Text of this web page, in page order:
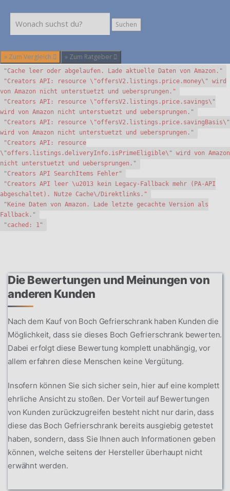
Suchen
» Zum Vergleich » Zum Ratgeber
"Cache leer oder abgelaufen. Lade aktuelle Daten von Amazon."
"Creators API: resource \"offersV2.listings.price.money\" wird
von Amazon nicht unterstuetzt und uebersprungen."
"Creators API: resource \"offersV2.listings.price.savings\"
wird von Amazon nicht unterstuetzt und uebersprungen."
"Creators API: resource \"offersV2.listings.price.savingBasis\"
wird von Amazon nicht unterstuetzt und uebersprungen."
"Creators API: resource
\"offers.listings.deliveryInfo.isPrimeEligible\" wird von Amazon
nicht unterstuetzt und uebersprungen."
"Creators API SearchItems Fehler"
"Creators API leer \u2013 kein Legacy-Fallback mehr (PA-API
abgeschaltet). Nutze Cache\/Direktlinks."
"Keine Daten von Amazon. Lade letzte gecachte Version als
Fallback."
"cached: 1"
Die Bewertungen und Meinungen von
anderen Kunden
Nach dem Kauf von Boch Gefrierschrank haben Kunden die
Möglichkeit, dass sie dieses Boch Gefrierschrank bewerten.
Dabei erfolgt diese Bewertung komplett unabhängig, vor
allem erfahren diese Menschen keine Vergütung.
Insofern können Sie sich sicher sein, hier auf eine komplett
ehrliche Ansicht zu stoßen. Der Vorteil auf Bewertungen
von Kunden zurückzugreifen besteht nicht nur darin, dass
diese das Boch Gefrierschrank bereits ausgiebig getestet
haben, sondern, dass Sie Ihnen auch Informationen geben
können, welche seitens der Hersteller überhaupt nicht
erwähnt werden.